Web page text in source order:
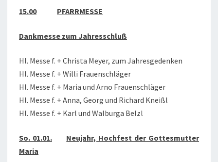
15.00 PFARRMESSE
Dankmesse zum Jahresschluß
Hl. Messe f. + Christa Meyer, zum Jahresgedenken
Hl. Messe f. + Willi Frauenschläger
Hl. Messe f. + Maria und Arno Frauenschläger
Hl. Messe f. + Anna, Georg und Richard Kneißl
Hl. Messe f. + Karl und Walburga Belzl
So. 01.01.
Neujahr, Hochfest der Gottesmutter
Maria